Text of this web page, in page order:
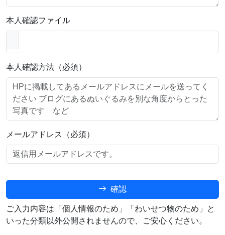
本人確認ファイル
本人確認方法（必須）
メールアドレス（必須）
確認
ご入力内容は「個人情報のため」「わいせつ物のため」と
いった分類以外公開されませんので、ご安心ください。